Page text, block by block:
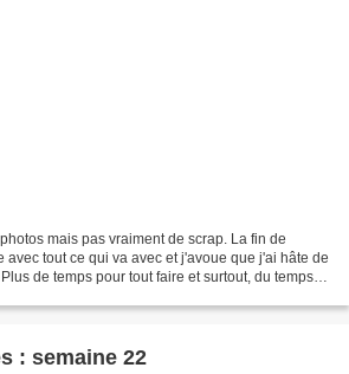
mais pas vraiment de scrap. La fin de
tout ce qui va avec et j'avoue que j'ai hâte de
de temps pour tout faire et surtout, du temps
: semaine 22